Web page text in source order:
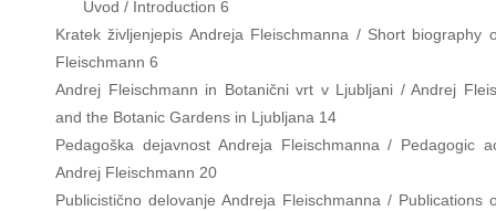
Uvod / Introduction 6
Kratek življenjepis Andreja Fleischmanna / Short biography
Fleischmann 6
Andrej Fleischmann in Botanični vrt v Ljubljani / Andrej
and the Botanic Gardens in Ljubljana 14
Pedagoška dejavnost Andreja Fleischmanna / Pedagogic
Andrej Fleischmann 20
Publicistično delovanje Andreja Fleischmanna / Publications